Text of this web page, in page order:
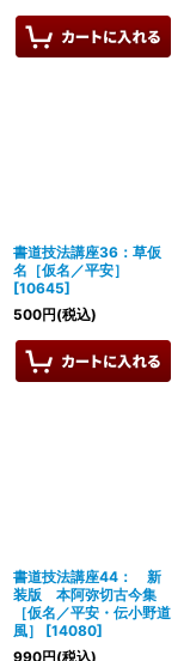
書道技法講座36：草仮
名［仮名／平安］
[10645]
500円(税込)
書道技法講座44： 新
装版 本阿弥切古今集
［仮名／平安・伝小野道
風］
[14080]
990円(税込)